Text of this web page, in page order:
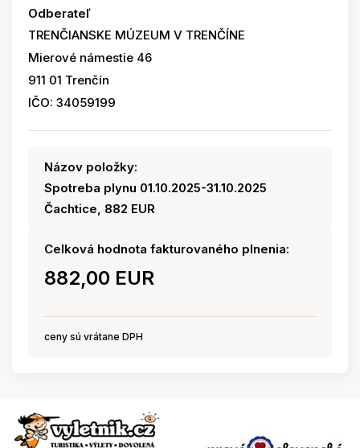
Odberateľ
TRENČIANSKE MÚZEUM V TRENČÍNE
Mierové námestie 46
911 01 Trenčín
IČO: 34059199
Názov položky:
Spotreba plynu 01.10.2025-31.10.2025
Čachtice, 882 EUR
Celková hodnota fakturovaného plnenia:
882,00 EUR
ceny sú vrátane DPH